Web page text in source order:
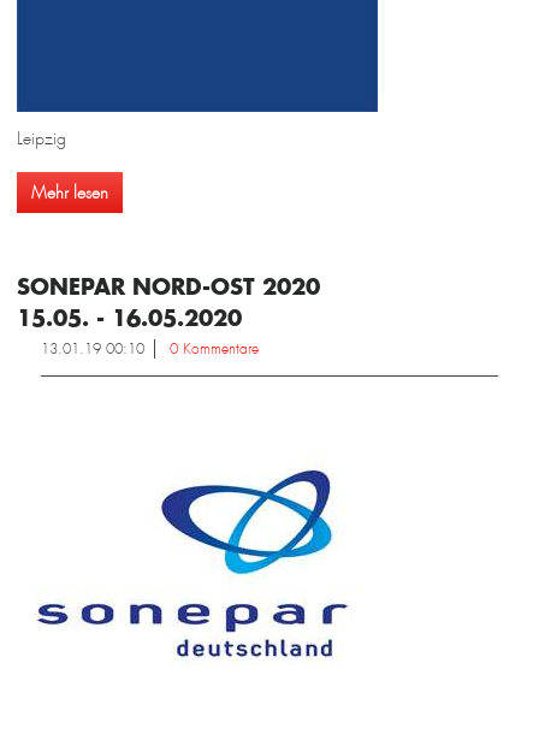
Leipzig
Mehr lesen
SONEPAR NORD-OST 2020
15.05. - 16.05.2020
13.01.19 00:10 0 Kommentare